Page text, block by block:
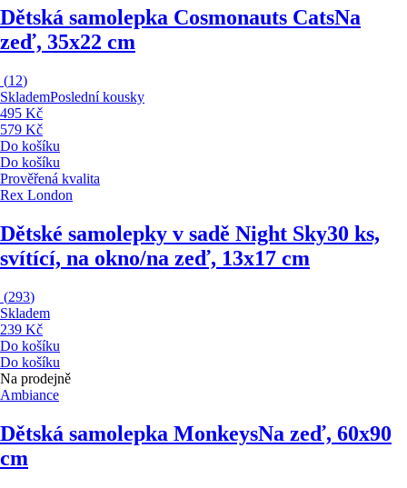
Dětská samolepka Cosmonauts CatsNa
zeď, 35x22 cm
(12)
SklademPoslední kousky
495 Kč
579 Kč
Do košíku
Do košíku
Prověřená kvalita
Rex London
Dětské samolepky v sadě Night Sky30 ks,
svítící, na okno/na zeď, 13x17 cm
(293)
Skladem
239 Kč
Do košíku
Do košíku
Na prodejně
Ambiance
Dětská samolepka MonkeysNa zeď, 60x90
cm